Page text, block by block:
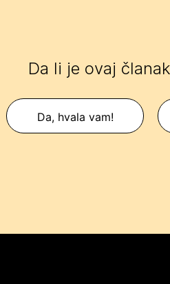
Da li je ovaj
Da, hvala vam!